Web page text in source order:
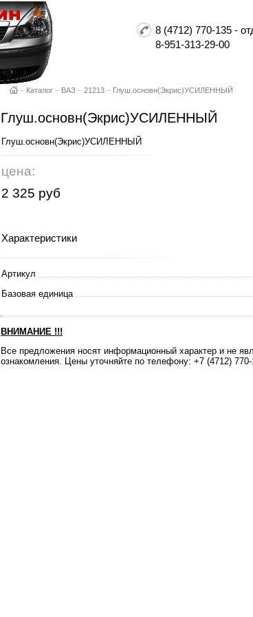
8 (4712) 770-135 -
8-951-313-29-00
– Каталог – ВАЗ – 21213 – Глуш.основн(Экрис)УСИЛЕННЫЙ
Глуш.основн(Экрис)УСИЛЕННЫЙ
Глуш.основн(Экрис)УСИЛЕННЫЙ
цена:
2 325 руб
Характеристики
Артикул
Базовая единица
ВНИМАНИЕ !!!
Все предложения носят информационный характер и не
ознакомления. Цены уточняйте по телефону: +7 (4712) 770-